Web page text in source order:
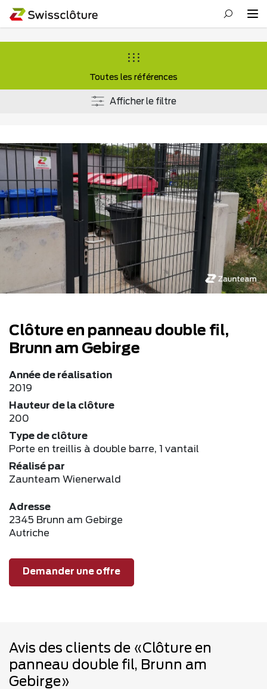
Toutes les références
Afficher le filtre
Clôture en panneau double fil,
Brunn am Gebirge
Année de réalisation
2019
Hauteur de la clôture
200
Type de clôture
Porte en treillis à double barre, 1 vantail
Réalisé par
Zaunteam Wienerwald
Adresse
2345 Brunn am Gebirge
Autriche
Demander une offre
Avis des clients de «Clôture en
panneau double fil, Brunn am
Gebirge»